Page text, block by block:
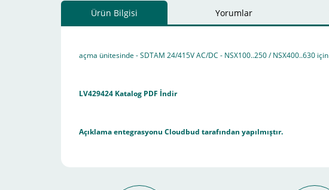
Ürün Bilgisi Yorumlar
açma ünitesinde - SDTAM 24/415V AC/DC - NSX100..250 / NSX400..630 için
LV429424 Katalog PDF İndir
Açıklama entegrasyonu Cloudbud tarafından yapılmıştır.